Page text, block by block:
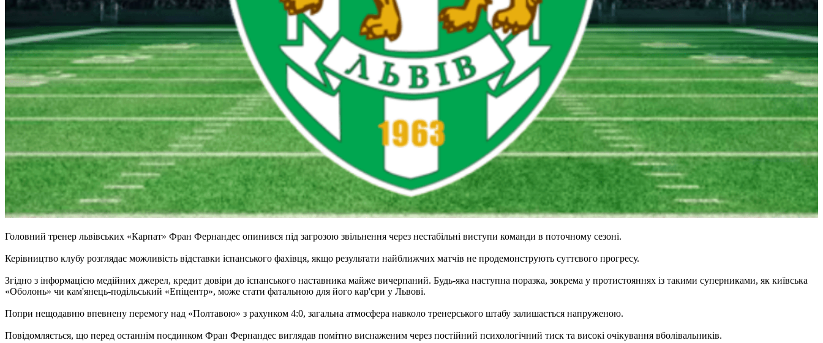
Головний тренер львівських «Карпат» Фран Фернандес опинився під загрозою звільнення через нестабільні виступи команди в поточному сезоні.
Керівництво клубу розглядає можливість відставки іспанського фахівця, якщо результати найближчих матчів не продемонструють суттєвого прогресу.
Згідно з інформацією медійних джерел, кредит довіри до іспанського наставника майже вичерпаний. Будь-яка наступна поразка, зокрема у протистояннях із такими суперниками, як київська
«Оболонь» чи кам'янець-подільський «Епіцентр», може стати фатальною для його кар'єри у Львові.
Попри нещодавню впевнену перемогу над «Полтавою» з рахунком 4:0, загальна атмосфера навколо тренерського штабу залишається напруженою.
Повідомляється, що перед останнім поєдинком Фран Фернандес виглядав помітно виснаженим через постійний психологічний тиск та високі очікування вболівальників.